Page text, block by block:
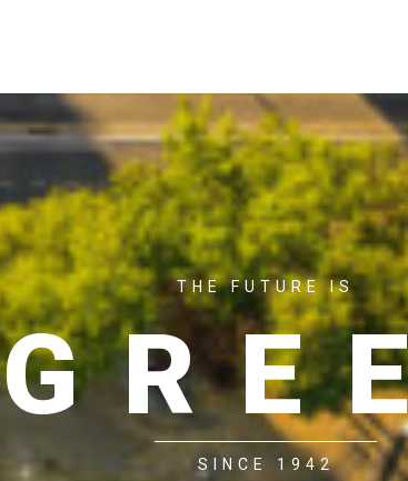
THE FUTURE IS
SINCE 1942